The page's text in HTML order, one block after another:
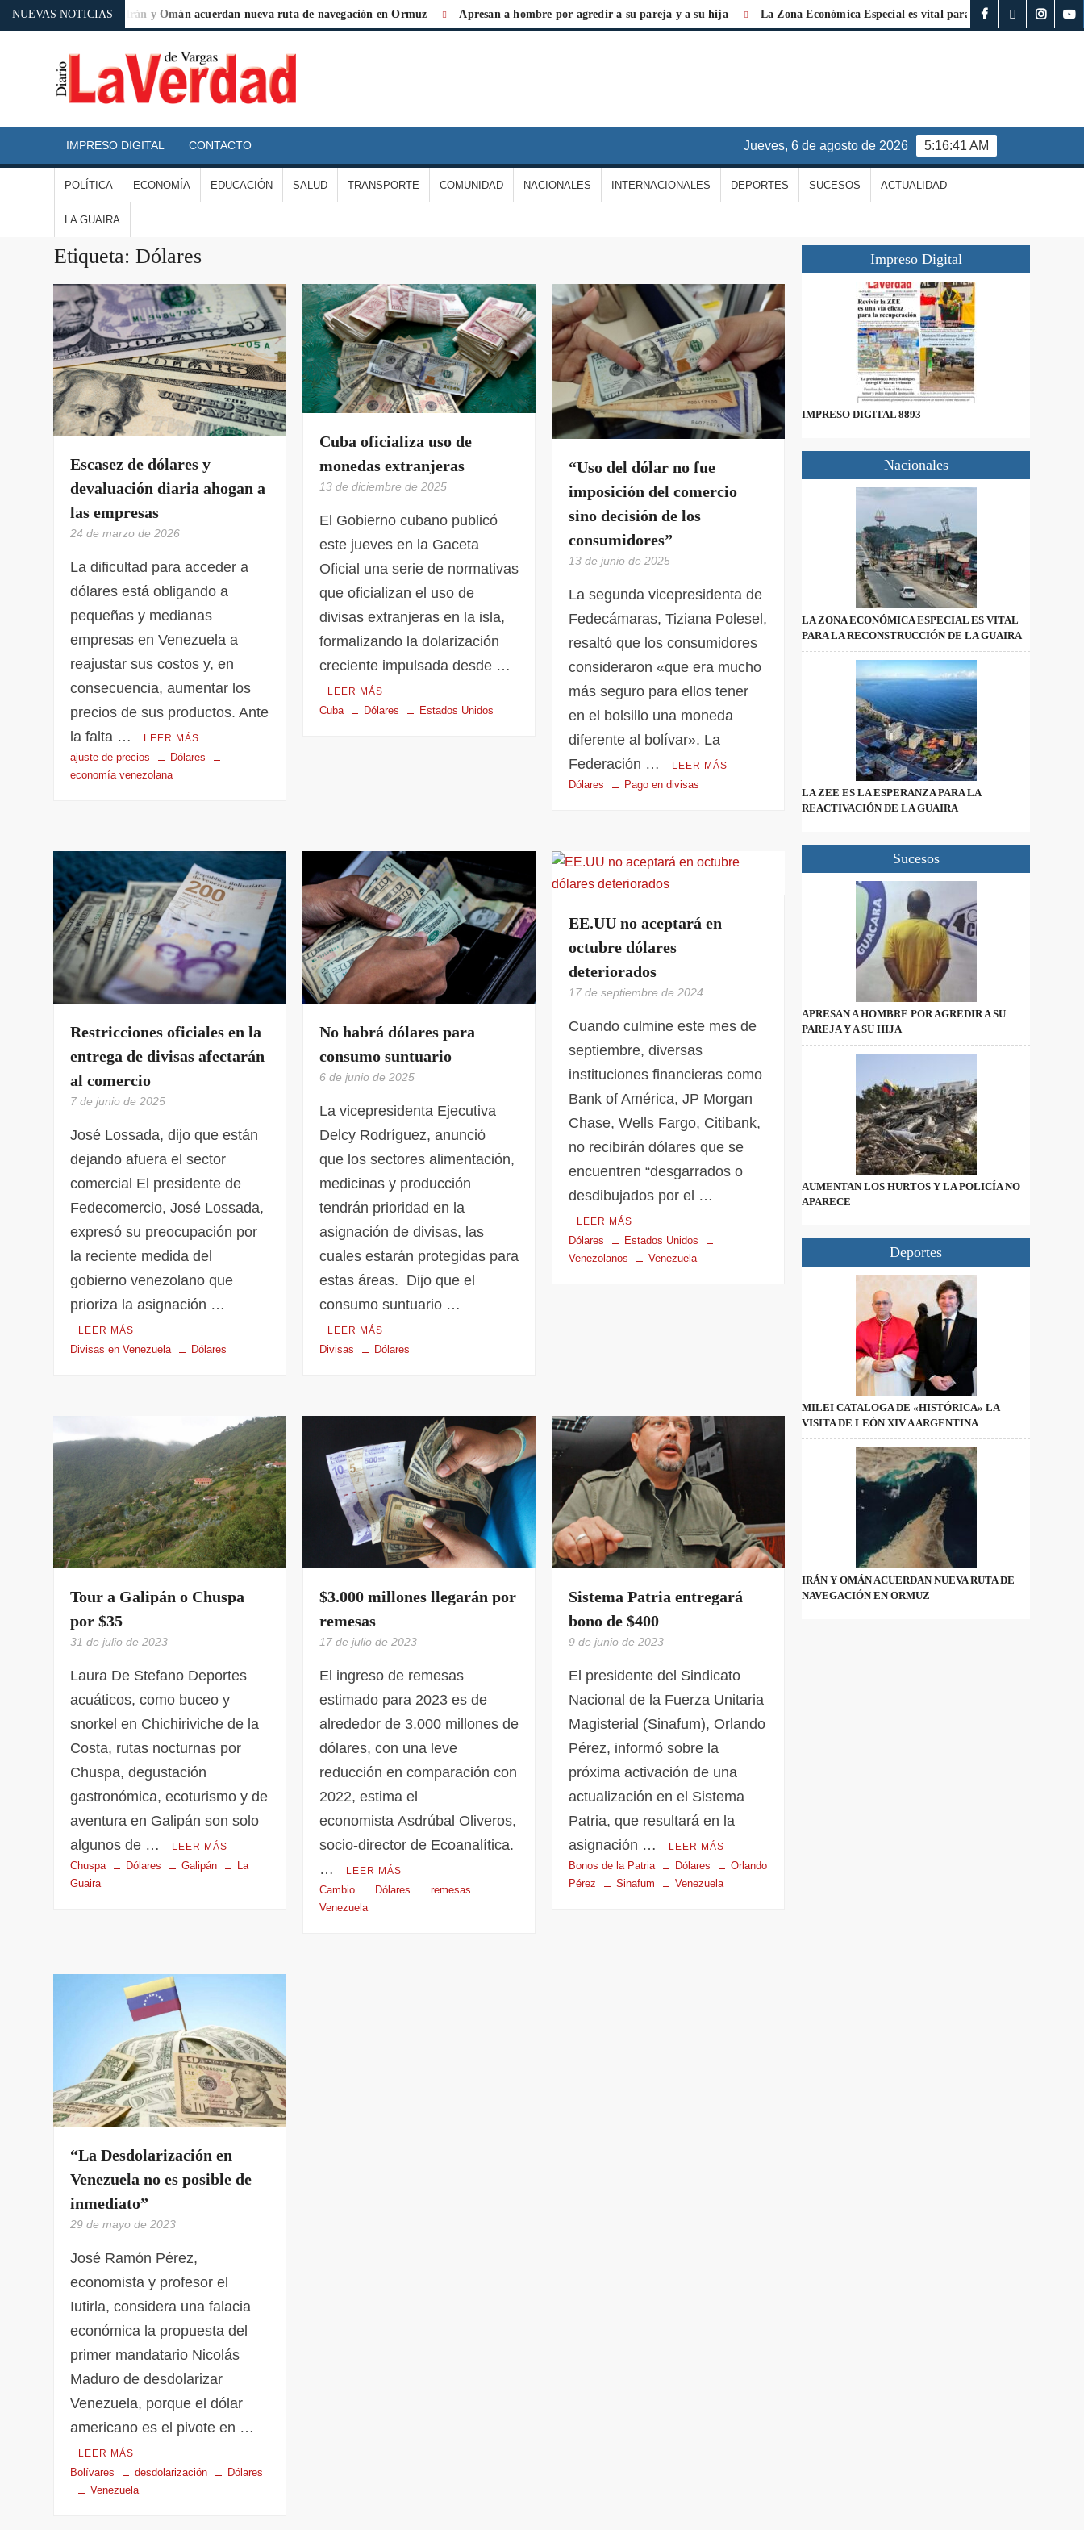
NUEVAS NOTICIASIrán y Omán acuerdan nueva ruta de navegación en Ormuz Apresan a hombre por agredir a su pareja y a su hija La Zona Económica Especial es vital para la reconstrucción de La Guaira
LA
VERDAD
DE
IMPRESO DIGITAL CONTACTO 5:16:42 AM
jueves, 6 de agosto de 2026
POLÍTICA ECONOMÍA EDUCACIÓN SALUD TRANSPORTE COMUNIDAD NACIONALES INTERNACIONALES DEPORTES SUCESOS ACTUALIDAD
LA GUAIRA
Etiqueta:Dólares
Escasez de dólares y
devaluación diaria ahogan a
las empresas
24 de marzo de 2026
La dificultad para acceder a
dólares está obligando a
pequeñas y medianas
empresas en Venezuela a
reajustar sus costos y, en
consecuencia, aumentar los
precios de sus productos. Ante
la falta …
LEER MÁS
ajuste de precios
Dólares
economía venezolana
Cuba oficializa uso de
monedas extranjeras
13 de diciembre de 2025
El Gobierno cubano publicó
este jueves en la Gaceta
Oficial una serie de normativas
que oficializan el uso de
divisas extranjeras en la isla,
formalizando la dolarización
creciente impulsada desde …
LEER MÁS
Cuba Dólares Estados Unidos
“Uso del dólar no fue
imposición del comercio
sino decisión de los
consumidores”
13 de junio de 2025
La segunda vicepresidenta de
Fedecámaras, Tiziana Polesel,
resaltó que los consumidores
consideraron «que era mucho
más seguro para ellos tener
en el bolsillo una moneda
diferente al bolívar». La
Federación …
LEER MÁS
Dólares Pago en divisas
Restricciones oficiales en la
entrega de divisas afectarán
al comercio
7 de junio de 2025
José Lossada, dijo que están
dejando afuera el sector
comercial El presidente de
Fedecomercio, José Lossada,
expresó su preocupación por
la reciente medida del
gobierno venezolano que
prioriza la asignación …
LEER MÁS
Divisas en Venezuela Dólares
No habrá dólares para
consumo suntuario
6 de junio de 2025
La vicepresidenta Ejecutiva
Delcy Rodríguez, anunció
que los sectores alimentación,
medicinas y producción
tendrán prioridad en la
asignación de divisas, las
cuales estarán protegidas para
estas áreas. Dijo que el
consumo suntuario …
LEER MÁS
Divisas Dólares
EE.UU no aceptará en
octubre dólares
deteriorados
17 de septiembre de 2024
Cuando culmine este mes de
septiembre, diversas
instituciones financieras como
Bank of América, JP Morgan
Chase, Wells Fargo, Citibank,
no recibirán dólares que se
encuentren “desgarrados o
desdibujados por el …
LEER MÁS
Dólares
Estados Unidos
Venezolanos
Venezuela
Tour a Galipán o Chuspa
por $35
31 de julio de 2023
Laura De Stefano Deportes
acuáticos, como buceo y
snorkel en Chichiriviche de la
Costa, rutas nocturnas por
Chuspa, degustación
gastronómica, ecoturismo y de
aventura en Galipán son solo
algunos de …
LEER MÁS
Chuspa Dólares Galipán
La
Guaira
$3.000 millones llegarán por
remesas
17 de julio de 2023
El ingreso de remesas
estimado para 2023 es de
alrededor de 3.000 millones de
dólares, con una leve
reducción en comparación con
2022, estima el
economista Asdrúbal Oliveros,
socio-director de Ecoanalítica.
…
LEER MÁS
Cambio Dólares
remesas
Venezuela
Sistema Patria entregará
bono de $400
9 de junio de 2023
El presidente del Sindicato
Nacional de la Fuerza Unitaria
Magisterial (Sinafum), Orlando
Pérez, informó sobre la
próxima activación de una
actualización en el Sistema
Patria, que resultará en la
asignación …
LEER MÁS
Bonos de la Patria Dólares
Orlando
Pérez
Sinafum Venezuela
“La Desdolarización en
Venezuela no es posible de
inmediato”
29 de mayo de 2023
José Ramón Pérez,
economista y profesor el
Iutirla, considera una falacia
económica la propuesta del
primer mandatario Nicolás
Maduro de desdolarizar
Venezuela, porque el dólar
americano es el pivote en …
LEER MÁS
Bolívares desdolarización
Dólares
Venezuela
Impreso Digital
IMPRESO DIGITAL 8893
Nacionales
LA ZONA ECONÓMICA ESPECIAL ES VITAL
PARA LA RECONSTRUCCIÓN DE LA GUAIRA
LA ZEE ES LA ESPERANZA PARA LA
REACTIVACIÓN DE LA GUAIRA
Sucesos
APRESAN A HOMBRE POR AGREDIR A SU
PAREJA Y A SU HIJA
AUMENTAN LOS HURTOS Y LA POLICÍA NO
APARECE
Deportes
MILEI CATALOGA DE «HISTÓRICA» LA
VISITA DE LEÓN XIV A ARGENTINA
IRÁN Y OMÁN ACUERDAN NUEVA RUTA DE
NAVEGACIÓN EN ORMUZ